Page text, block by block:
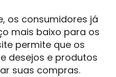
os consumidores já
mais baixo para os
permite que os
desejos e produtos
suas compras.